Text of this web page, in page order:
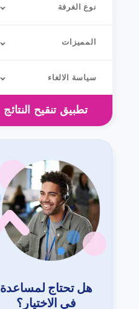
نوع الغرفة
المميزات
سياسة الالغاء
تطبيق تنقيح النتائج
هل تحتاج لمساعدة
في الاختيار؟